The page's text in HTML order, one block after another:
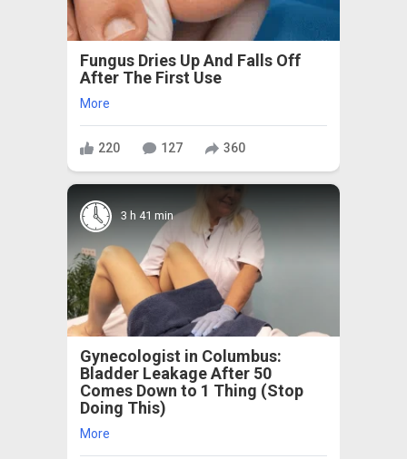
Fungus Dries Up And Falls Off
After The First Use
More
220 127 360
3 h 41 min
Gynecologist in Columbus:
Bladder Leakage After 50
Comes Down to 1 Thing (Stop
Doing This)
More